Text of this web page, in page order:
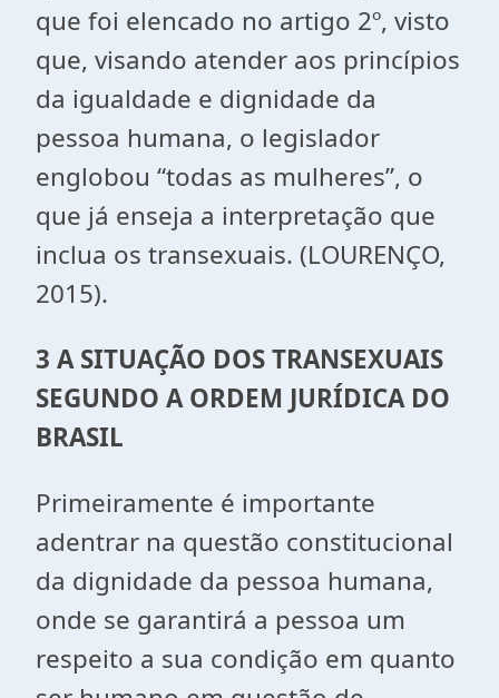
que foi elencado no artigo 2º, visto
que, visando atender aos princípios
da igualdade e dignidade da
pessoa humana, o legislador
englobou “todas as mulheres”, o
que já enseja a interpretação que
inclua os transexuais. (LOURENÇO,
2015).
3 A SITUAÇÃO DOS TRANSEXUAIS
SEGUNDO A ORDEM JURÍDICA DO
BRASIL
Primeiramente é importante
adentrar na questão constitucional
da dignidade da pessoa humana,
onde se garantirá a pessoa um
respeito a sua condição em quanto